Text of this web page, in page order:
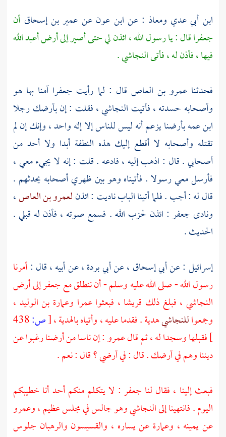
ابن أبي عدي ومعاذ : عن ابن عونعن عمير بن إسحاق أن
جعفراقال : يا رسول الله ، ائذن لي حتى أصير إلى أرض أعبد الله
فيها ، فأذن له ، فأتىالنجاشي.
فحدثناعمرو بن العاص قال : لما رأيت جعفراآمنا بها هو
وأصحابه حسدته ، فأتيت النجاشي، فقلت : إن بأرضك رجلا
ابن عمه بأرضنا يزعم أنه ليس للناس إلا إله واحد ، وإنك إن لم
تقتله وأصحابه لا أقطع إليك هذه النطفة أبدا ولا أحد من
أصحابي . قال : اذهب إليه ، فادعه . قلت : إنه لا يجيء معي ،
فأرسل معي رسولا . فأتيناه وهو بين ظهري أصحابه يحدثهم .
قال له : أجب . فلما أتينا الباب ناديت : ائذنلعمرو بن العاص،
ونادى جعفر : ائذن لحزب الله . فسمع صوته ، فأذن له قبلي .
الحديث .
إسرائيل : عنأبي إسحاق ، عنأبي بردة، عن أبيه ، قال :أمرنا
رسول الله - صلى الله عليه وسلم - أن ننطلق معجعفرإلى أرض
النجاشي ، فبلغ ذلك قريشا ، فبعثواعمرا وعمارة بن الوليد ،
وجمعواللنجاشيهدية . فقدما عليه ، وأتياه بالهدية ،[ص:438
]فقبلها وسجدا له ، ثم قالعمرو: إن ناسا من أرضنا رغبوا عن
ديننا وهم في أرضك . قال : في أرضي ؟ قال : نعم .
فبعث إلينا ، فقال لنا جعفر : لا يتكلم منكم أحد أنا خطيبكم
اليوم . فانتهينا إلىالنجاشيوهو جالس في مجلس عظيم ،وعمرو
عن يمينه ، وعمارة عن يساره ، والقسيسون والرهبان جلوس